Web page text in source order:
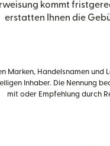
kommt
erstatten Ihnen die
Marken, Handelsnamen und
Inhaber. Die Nennung
mit oder Empfehlung durch